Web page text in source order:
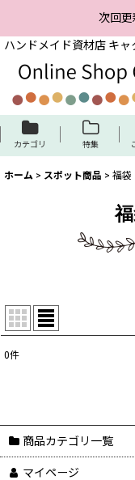
次回
ハンドメイド資材店 キャ
カテゴリ 特集
ホーム > スポット商品 > 福袋
並び順:
0件
商品カテゴリ一覧
マイページ